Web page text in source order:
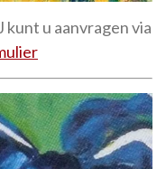
u aanvragen via